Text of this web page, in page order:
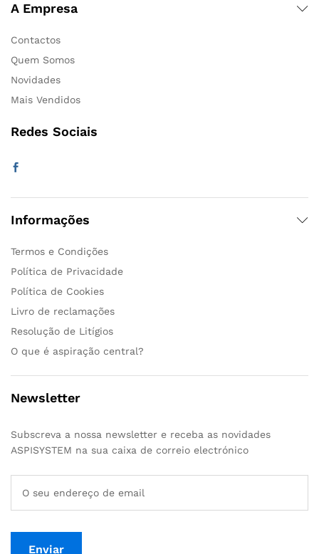
A Empresa
Contactos
Quem Somos
Novidades
Mais Vendidos
Redes Sociais
Informações
Termos e Condições
Política de Privacidade
Política de Cookies
Livro de reclamações
Resolução de Litígios
O que é aspiração central?
Newsletter
Subscreva a nossa newsletter e receba as novidades
ASPISYSTEM na sua caixa de correio electrónico